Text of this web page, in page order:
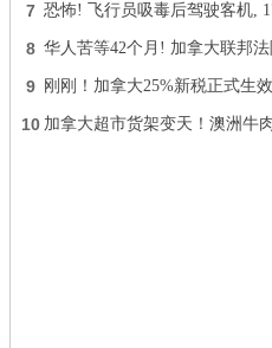
7 恐怖! 飞行员吸毒后驾驶客机,
8 华人苦等42个月! 加拿大联邦
9 刚刚！加拿大25%新税正式生
10 加拿大超市货架变天！澳洲牛